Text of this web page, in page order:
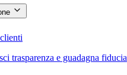
trasparenza e guadagna fiducia